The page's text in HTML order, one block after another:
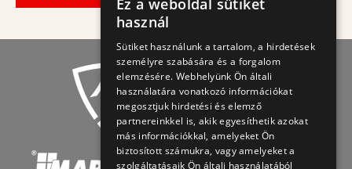
Ez a weboldal sütiket
használ
Sütiket használunk a tartalom, a hirdetések
személyre szabására és a forgalom
elemzésére. Webhelyünk Ön általi
használatára vonatkozó információkat
megosztjuk hirdetési és elemző
partnereinkkel is, akik egyesíthetik azokat
más információkkal, amelyeket Ön
biztosított számukra, vagy amelyeket a
szolgáltatásaik Ön általi használatából